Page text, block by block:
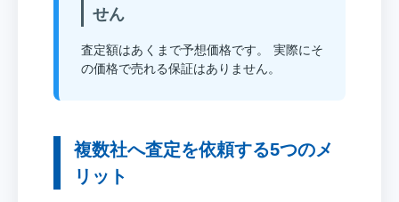
せん
査定額はあくまで予想価格です。 実際にそ
の価格で売れる保証はありません。
複数社へ査定を依頼する5つのメ
リット